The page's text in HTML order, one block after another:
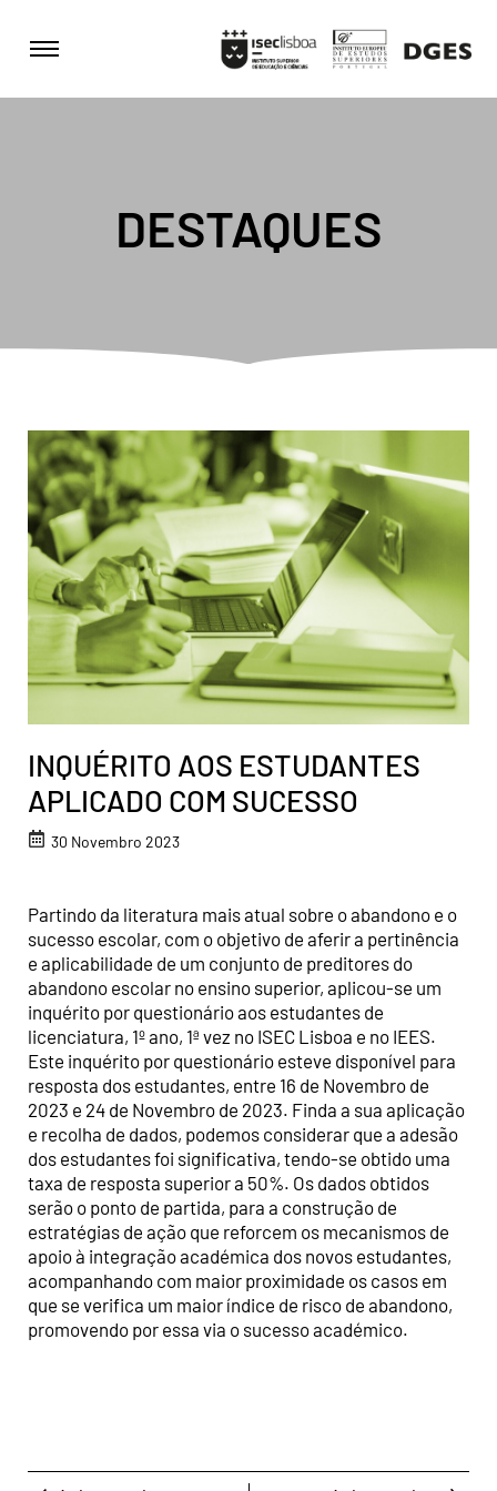
DESTAQUES
INQUÉRITO AOS ESTUDANTES
APLICADO COM SUCESSO
30 Novembro 2023
Partindo da literatura mais atual sobre o abandono e o
sucesso escolar, com o objetivo de aferir a pertinência
e aplicabilidade de um conjunto de preditores do
abandono escolar no ensino superior, aplicou-se um
inquérito por questionário aos estudantes de
licenciatura, 1º ano, 1ª vez no ISEC Lisboa e no IEES.
Este inquérito por questionário esteve disponível para
resposta dos estudantes, entre 16 de Novembro de
2023 e 24 de Novembro de 2023. Finda a sua aplicação
e recolha de dados, podemos considerar que a adesão
dos estudantes foi significativa, tendo-se obtido uma
taxa de resposta superior a 50%. Os dados obtidos
serão o ponto de partida, para a construção de
estratégias de ação que reforcem os mecanismos de
apoio à integração académica dos novos estudantes,
acompanhando com maior proximidade os casos em
que se verifica um maior índice de risco de abandono,
promovendo por essa via o sucesso académico.